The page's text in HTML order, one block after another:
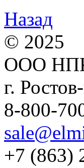
Назад
© 2025
ООО
г.
8-800-
+7 (863)